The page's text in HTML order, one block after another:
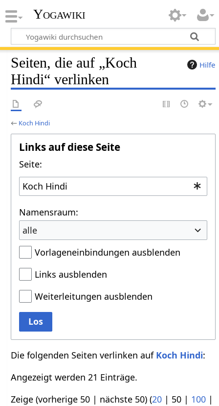
Yogawiki
Hilfe
Seiten, die auf „Koch
Hindi“ verlinken
← Koch Hindi
Links auf diese Seite
Seite:
Namensraum:
alle
Vorlageneinbindungen ausblenden
Links ausblenden
Weiterleitungen ausblenden
Los
Die folgenden Seiten verlinken auf Koch Hindi:
Angezeigt werden 21 Einträge.
Zeige (vorherige 50 | nächste 50) (20 | 50 | 100 |